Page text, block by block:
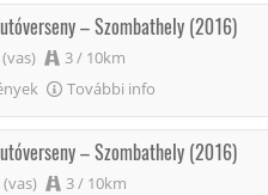
– Szombathely (2016)
3 / 10km
További info
– Szombathely (2016)
3 / 10km